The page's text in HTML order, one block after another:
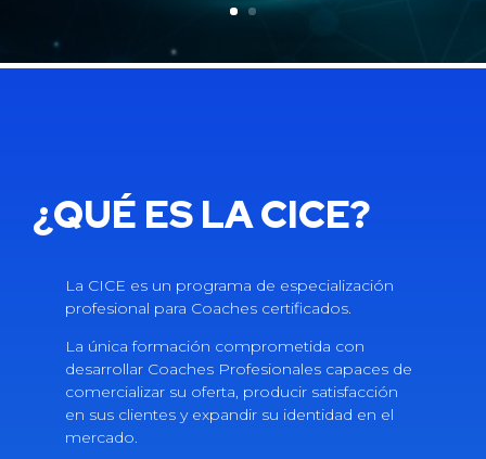
¿QUÉ ES LA CICE?
La CICE es un programa de especialización
profesional para Coaches certificados.
La única formación comprometida con
desarrollar Coaches Profesionales capaces de
comercializar su oferta, producir satisfacción
en sus clientes y expandir su identidad en el
mercado.